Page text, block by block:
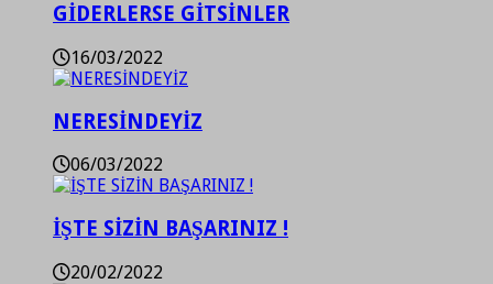
GİDERLERSE GİTSİNLER
16/03/2022
NERESİNDEYİZ
06/03/2022
İŞTE SİZİN BAŞARINIZ !
20/02/2022